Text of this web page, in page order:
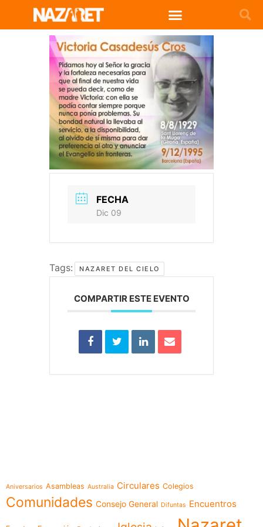
FECHA
Dic 09
Tags: NAZARET DEL CIELO
COMPARTIR ESTE EVENTO
Aniversarios Asambleas Australia Circulares Colegios
Comunidades Consejo General Difuntas Encuentros